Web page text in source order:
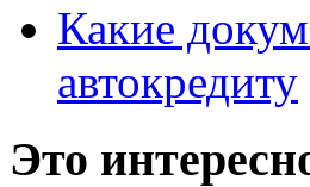
Какие
автокредиту
Это